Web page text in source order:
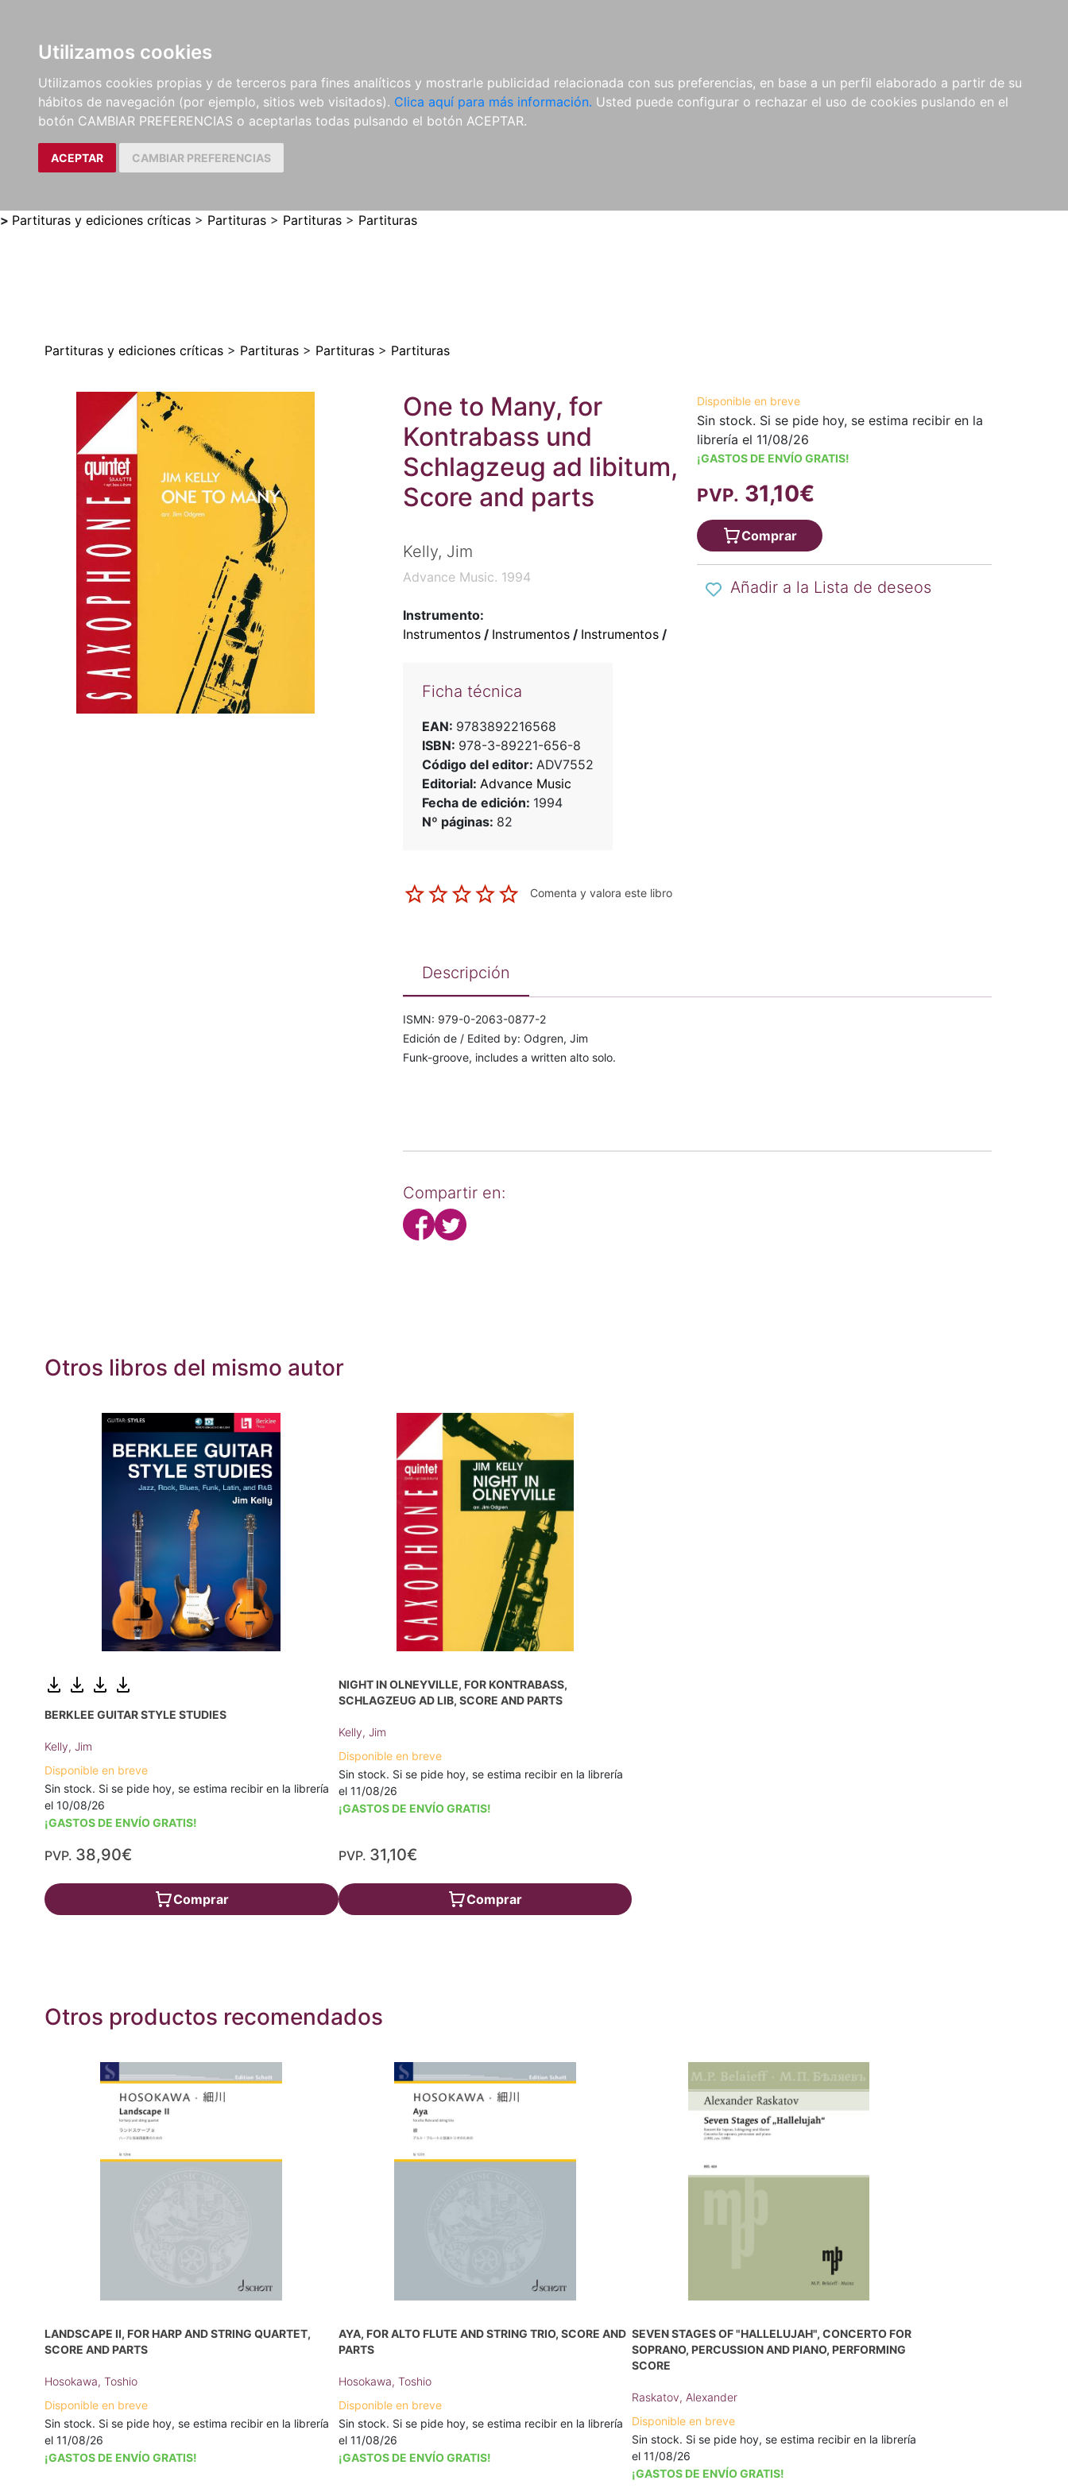
Utilizamos cookies
Utilizamos cookies propias y de terceros para fines analíticos y mostrarle publicidad relacionada con sus preferencias, en base a un perfil elaborado a partir de su
hábitos de navegación (por ejemplo, sitios web visitados). Clica aquí para más información. Usted puede configurar o rechazar el uso de cookies puslando en el
botón CAMBIAR PREFERENCIAS o aceptarlas todas pulsando el botón ACEPTAR.
ACEPTAR CAMBIAR PREFERENCIAS
LIBROS
MÉTODOS Y
EJERCICIOS
PARTITURAS Y EDICIONES
CRÍTICAS
REVISTAS
CDS Y
DVDS
MATERIAL
COMPLEMENTARIO
NOVEDADES NOTICIAS
COMPRAS
INSTITUCIONALES
> Partituras y ediciones críticas > Partituras > Partituras > Partituras
Partituras y ediciones críticas > Partituras > Partituras > Partituras
One to Many, for
Kontrabass und
Schlagzeug ad libitum,
Score and parts
Kelly, Jim
Advance Music. 1994
Instrumento:
Instrumentos/ Instrumentos/ Instrumentos/
Ficha técnica
EAN: 9783892216568
ISBN: 978-3-89221-656-8
Código del editor: ADV7552
Editorial: Advance Music
Fecha de edición: 1994
Nº páginas: 82
Comenta y valora este libro
Disponible en breve
Sin stock. Si se pide hoy, se estima recibir en la
librería el 11/08/26
¡GASTOS DE ENVÍO GRATIS!
PVP. 31,10€
Comprar
Añadir a la Lista de deseos
Descripción
ISMN: 979-0-2063-0877-2
Edición de / Edited by: Odgren, Jim
Funk-groove, includes a written alto solo.
Compartir en:
Otros libros del mismo autor
BERKLEE GUITAR STYLE STUDIES
Kelly, Jim
Disponible en breve
Sin stock. Si se pide hoy, se estima recibir en la librería
el 10/08/26
¡GASTOS DE ENVÍO GRATIS!
PVP. 38,90€
Comprar
NIGHT IN OLNEYVILLE, FOR KONTRABASS,
SCHLAGZEUG AD LIB, SCORE AND PARTS
Kelly, Jim
Disponible en breve
Sin stock. Si se pide hoy, se estima recibir en la librería
el 11/08/26
¡GASTOS DE ENVÍO GRATIS!
PVP. 31,10€
Comprar
Otros productos recomendados
LANDSCAPE II, FOR HARP AND STRING QUARTET,
SCORE AND PARTS
Hosokawa, Toshio
Disponible en breve
Sin stock. Si se pide hoy, se estima recibir en la librería
el 11/08/26
¡GASTOS DE ENVÍO GRATIS!
AYA, FOR ALTO FLUTE AND STRING TRIO, SCORE AND
PARTS
Hosokawa, Toshio
Disponible en breve
Sin stock. Si se pide hoy, se estima recibir en la librería
el 11/08/26
¡GASTOS DE ENVÍO GRATIS!
SEVEN STAGES OF "HALLELUJAH", CONCERTO FOR
SOPRANO, PERCUSSION AND PIANO, PERFORMING
SCORE
Raskatov, Alexander
Disponible en breve
Sin stock. Si se pide hoy, se estima recibir en la librería
el 11/08/26
¡GASTOS DE ENVÍO GRATIS!